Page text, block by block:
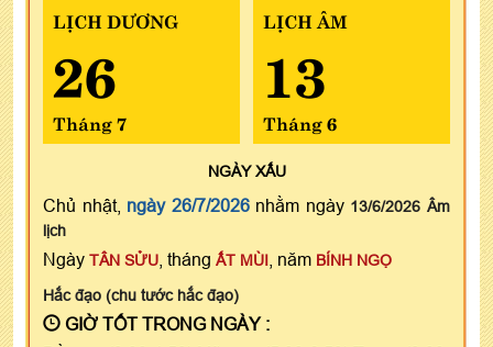
LỊCH DƯƠNG
26
Tháng 7
LỊCH ÂM
13
Tháng 6
NGÀYXẤU
Chủ nhật, ngày 26/7/2026nhằm ngày 13/6/2026 Âm
lịch
Ngày TÂN SỬU , tháng ẤT MÙI , năm BÍNH NGỌ
Hắc đạo (chu tước hắc đạo)
GIỜ TỐT TRONG NGÀY :